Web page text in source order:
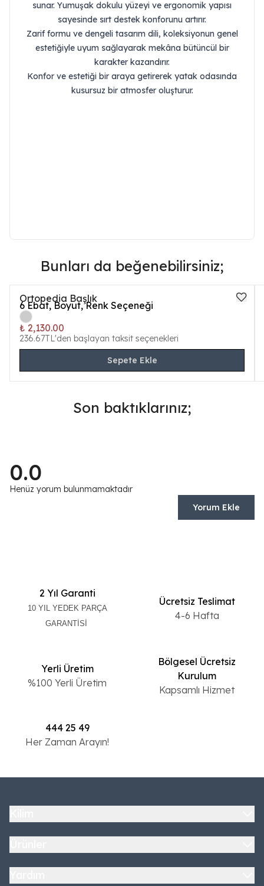
sunar. Yumuşak dokulu yüzeyi ve ergonomik yapısı
sayesinde sırt destek konforunu artırır.
Zarif formu ve dengeli tasarım dili, koleksiyonun genel
estetiğiyle uyum sağlayarak mekâna bütüncül bir
karakter kazandırır.
Konfor ve estetiği bir araya getirerek yatak odasında
kusursuz bir atmosfer oluşturur.
Bunları da beğenebilirsiniz;
Ortopedia Başlık
6 Ebat, Boyut, Renk Seçeneği
₺ 2,130.00
236.67TL'den başlayan taksit seçenekleri
Sepete Ekle
Son baktıklarınız;
0.0
Henüz yorum bulunmamaktadır
Yorum Ekle
2 Yıl Garanti
10 YIL YEDEK PARÇA
GARANTİSİ
Ücretsiz Teslimat
4-6 Hafta
Yerli Üretim
%100 Yerli Üretim
Bölgesel Ücretsiz
Kurulum
Kapsamlı Hizmet
444 25 49
Her Zaman Arayın!